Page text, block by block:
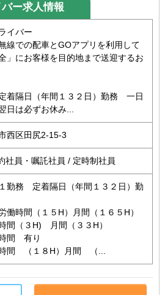
ー求人情報
イバー
線での配車とGOアプリを利用して
」にお客様を目的地まで送迎するお
隔日（年間１３２日）勤務 一日
日は必ずお休み...
西区田尻2-15-3
社員・嘱託社員 / 定時制社員
勤務 定着隔日（年間１３２日）勤
働時間（１５H）月間（１６５H）
間（３H) 月間（３３H）
間 有り
間 （１８H）月間 （...